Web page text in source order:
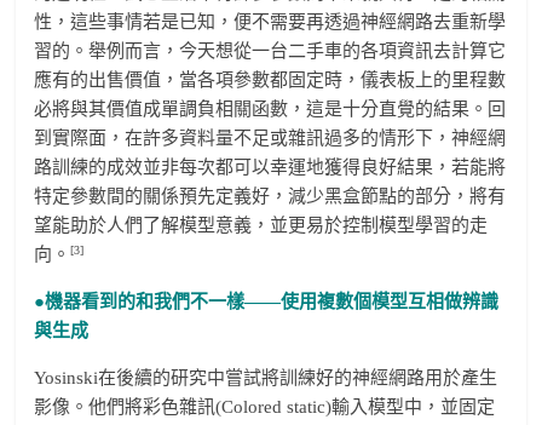
性，這些事情若是已知，便不需要再透過神經網路去重新學
習的。舉例而言，今天想從一台二手車的各項資訊去計算它
應有的出售價值，當各項參數都固定時，儀表板上的里程數
必將與其價值成單調負相關函數，這是十分直覺的結果。回
到實際面，在許多資料量不足或雜訊過多的情形下，神經網
路訓練的成效並非每次都可以幸運地獲得良好結果，若能將
特定參數間的關係預先定義好，減少黑盒節點的部分，將有
望能助於人們了解模型意義，並更易於控制模型學習的走
向。[3]
●機器看到的和我們不一樣——使用複數個模型互相做辨識
與生成
Yosinski在後續的研究中嘗試將訓練好的神經網路用於產生
影像。他們將彩色雜訊(Colored static)輸入模型中，並固定